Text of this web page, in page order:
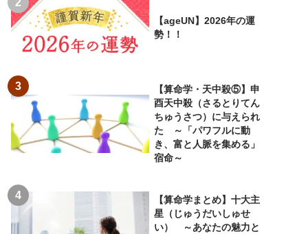
【ageUN】2026年の運
勢！！
【算命学・天中殺⑤】申
酉天中殺（さるとりてん
ちゅうさつ）に与えられ
た ～「パワフルに動
き、富と人脈を集める」
宿命～
【算命学まとめ】十大主
星（じゅうだいしゅせ
い） ～あなたの魅力と